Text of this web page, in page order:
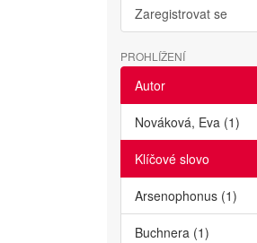
Zaregistrovat se
PROHLÍŽENÍ
Autor
Nováková, Eva (1)
Klíčové slovo
Arsenophonus (1)
Buchnera (1)